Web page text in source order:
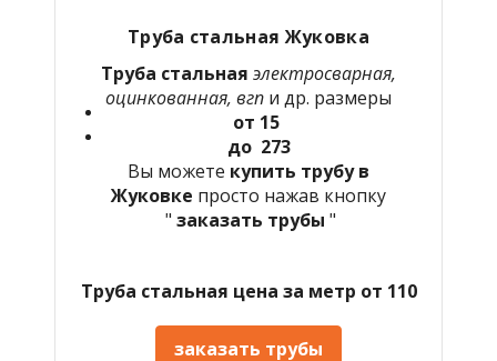
Труба стальная Жуковка
Труба стальная электросварная,
оцинкованная, вгп и др. размеры
от 15
до 273
Вы можете купить трубу в
Жуковке просто нажав кнопку
" заказать трубы "
Труба стальная цена за метр от 110
заказать трубы